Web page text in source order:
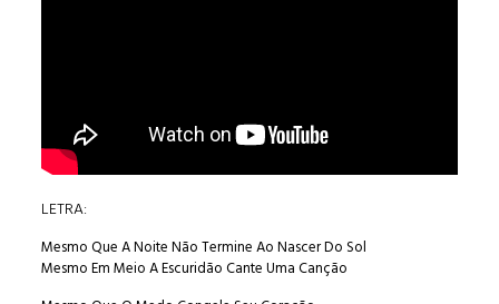
LETRA:
Mesmo Que A Noite Não Termine Ao Nascer Do Sol
Mesmo Em Meio A Escuridão Cante Uma Canção